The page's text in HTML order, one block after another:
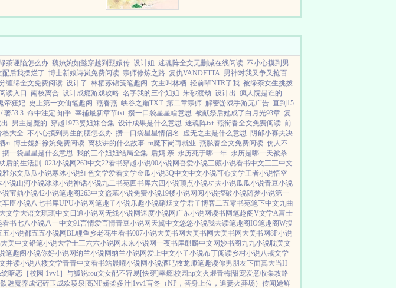
肌优美人鱼线的主角...
茶诬陷怎么办 魏嬿婉如懿穿越到甄嬛传 设计姐 迷魂阵全文无删减在线阅读 不小心摸到男
后我摆烂了 博士新娘诗岚免费阅读 宗师修炼之路 复仇VANDETTA 男神对我又争又抢百
缠绵全文免费阅读 设计了 林栖苏锦笺笔趣阁 女主叫林栖 轻前辈NTR了我 被绿茶女生挑拨
读入口 南枝离合 设计成瘾游戏攻略 名字我的三个姐姐 朱砂渡劫 设计出 疯人院是谁的
帝狂妃 史上第一女仙笔趣阁 燕春燕 峡谷之巅TXT 第二章宗师 解密游戏手游无广告 直到15
著53.3 命中注定 知乎 宰辅最新章节txt 攒一口袋星星啥意思 被献祭后她成了白月光93章 复
男主是魔的 穿越1973娶姐妹合集 设计成果是什么意思 迷魂阵txt 燕衔春全文免费阅读 前
格大全 不小心摸到男生的腰怎么办 攒一口袋星星情侣名 虚无之主是什么意思
阴郁小寡夫决
ai 博士媳妇徐婉免费阅读 离枝讲的什么故事 m魔下岗再就业 燕胘春全文免费阅读 伪人不
攒一袋星星是什么意思 我的三个姐姐结局全集 后妈 亲 永历死于哪一年 永历是哪一天被杀
后的生活剧 023小说网263中文22看书穿越小说00小说网吾爱小说三藏小说看书中文三三中文
雅尔文瓜瓜小说寒冰小说红色文学爱看文学金瓜小说3Q中文中文小说可心文学王者小说悟空
小说山河小说冰冰小说神话小说九二书苑四书库六四小说顶点小说功夫小说瓜瓜小说青豆小说
说宝鼎小说42小说笔趣阁263中文盗墓小说免费小说19楼小说网阅小说捏破小说随梦小说第一
车臣小说八七书库UPU小说网笔趣子小说乐趣小说硝烟文学君子博客二五零书苑笔下中文九曲
大文学大语文琪琪中文 日通小说网无线小说网速度小说网 广东小说网读书网笔趣阁V文学A富士
看书七八小说八一中文91言情爱言情青豆小说网 天翼中文悠悠小说我去读笔趣阁IO笔趣阁W搜
五小说都五五小说网BL鲤鱼乡老花生看书007小说大美书网 大美书网 大美书网 大美书网8P小说
大美中文铅笔小说大学士三六六小说网未来小说网一夜书库麒麟中文网妙书阁 九九小说耽美文
笔趣阁小说你好小说网纳兰小说网纳兰小说网爱上中文小子小说布丁阅读乡村小说八戒文学
并读小说八楼文学青青中文看书站晨曦小说网小说酒吧牧龙师笔趣读你男朋友下面真大当H
统暗恋［校园 1vv1］ 与狐说rou文女配不容易[快穿]幸瘾|校园np文火煨青梅|甜宠爱意收集攻略
魅魔养成记碎玉成欢喷泉|高NP娇柔多汁|1vv1盲冬（NP，替身上位，追妻火葬场） 传闻她鲜